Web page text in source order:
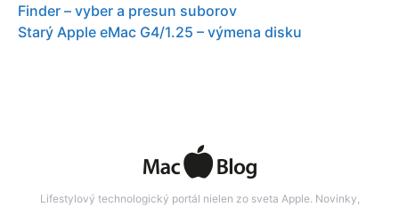
Finder – vyber a presun suborov
Starý Apple eMac G4/1.25 – výmena disku
Lifestylový technologický portál nielen zo sveta Apple. Novinky,